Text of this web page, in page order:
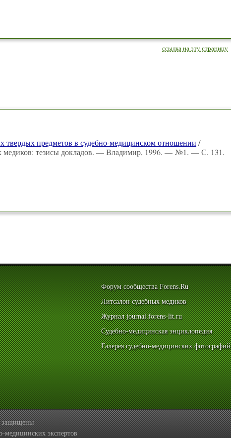
ссылка на эту страницу
твердых предметов в судебно-медицинском отношении /
медиков: тезисы докладов. — Владимир, 1996. — №1. — С. 131.
Форум сообщества Forens.Ru
Литсалон судебных медиков
Журнал journal.forens-lit.ru
Судебно-медицинская энциклопедия
Галерея судебно-медицинских фотографий
защищены
медицинских экспертов